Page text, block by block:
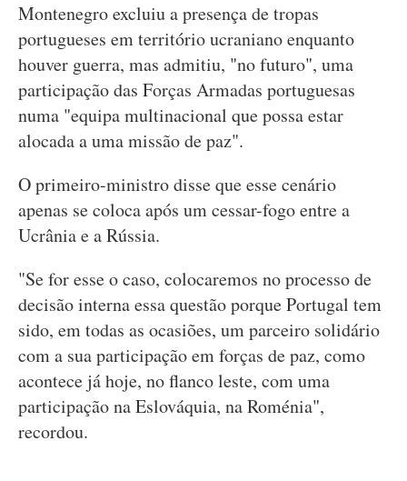
Montenegro excluiu a presença de tropas
portugueses em território ucraniano enquanto
houver guerra, mas admitiu, "no futuro", uma
participação das Forças Armadas portuguesas
numa "equipa multinacional que possa estar
alocada a uma missão de paz".
O primeiro-ministro disse que esse cenário
apenas se coloca após um cessar-fogo entre a
Ucrânia e a Rússia.
"Se for esse o caso, colocaremos no processo de
decisão interna essa questão porque Portugal tem
sido, em todas as ocasiões, um parceiro solidário
com a sua participação em forças de paz, como
acontece já hoje, no flanco leste, com uma
participação na Eslováquia, na Roménia",
recordou.